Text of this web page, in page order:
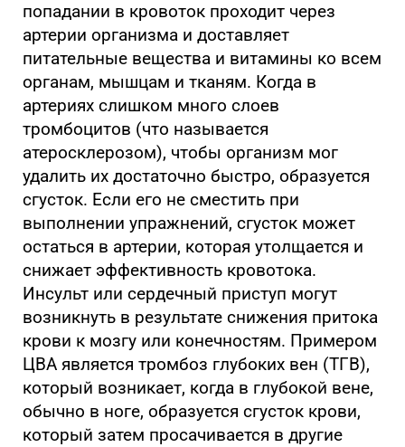
попадании в кровоток проходит через
артерии организма и доставляет
питательные вещества и витамины ко всем
органам, мышцам и тканям. Когда в
артериях слишком много слоев
тромбоцитов (что называется
атеросклерозом), чтобы организм мог
удалить их достаточно быстро, образуется
сгусток. Если его не сместить при
выполнении упражнений, сгусток может
остаться в артерии, которая утолщается и
снижает эффективность кровотока.
Инсульт или сердечный приступ могут
возникнуть в результате снижения притока
крови к мозгу или конечностям. Примером
ЦВА является тромбоз глубоких вен (ТГВ),
который возникает, когда в глубокой вене,
обычно в ноге, образуется сгусток крови,
который затем просачивается в другие